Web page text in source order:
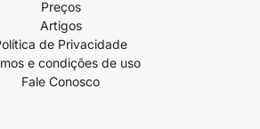
Preços
Artigos
de Privacidade
e condições de uso
Fale Conosco